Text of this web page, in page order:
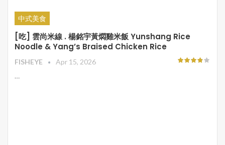
中式美食
[吃] 雲尚米線 . 楊銘宇黃燜雞米飯 Yunshang Rice
Noodle & Yang’s Braised Chicken Rice
FISHEYE
Apr 15, 2026
…